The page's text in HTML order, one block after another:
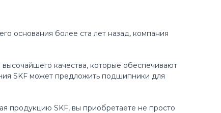
основания более ста лет назад, компания
качества, которые обеспечивают
SKF может предложить подшипники для
продукцию SKF, вы приобретаете не просто